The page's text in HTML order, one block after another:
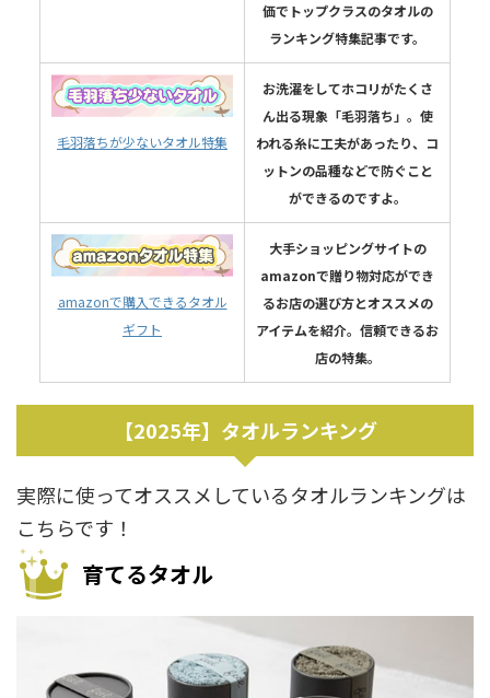
価でトップクラスのタオルの
ランキング特集記事です。
毛羽落ちが少ないタオル特集
お洗濯をしてホコリがたくさ
ん出る現象「毛羽落ち」。使
われる糸に工夫があったり、コ
ットンの品種などで防ぐこと
ができるのですよ。
amazonで購入できるタオル
ギフト
大手ショッピングサイトの
amazonで贈り物対応ができ
るお店の選び方とオススメの
アイテムを紹介。信頼できるお
店の特集。
【2025年】タオルランキング
実際に使ってオススメしているタオルランキングは
こちらです！
育てるタオル